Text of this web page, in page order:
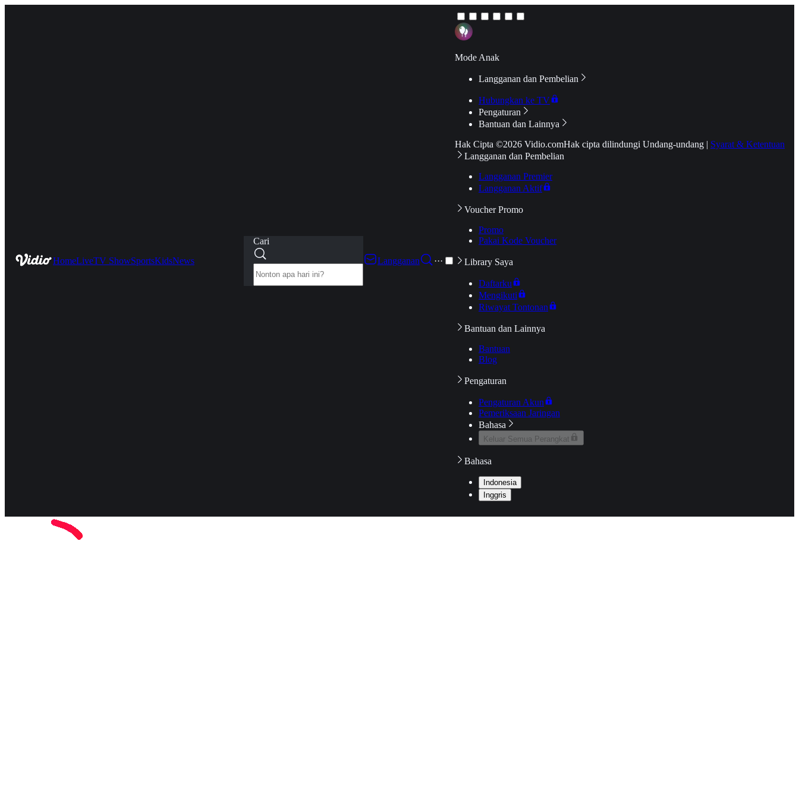
HomeLiveTV ShowSportsKidsNews
Cari
Langganan
···
Mode Anak
Langganan dan Pembelian
Hubungkan ke TV
Pengaturan
Bantuan dan Lainnya
Hak Cipta ©2026 Vidio.comHak cipta dilindungi Undang-undang | Syarat & Ketentuan
Langganan dan Pembelian
Langganan Premier
Langganan Aktif
Voucher Promo
Promo
Pakai Kode Voucher
Library Saya
Daftarku
Mengikuti
Riwayat Tontonan
Bantuan dan Lainnya
Bantuan
Blog
Pengaturan
Pengaturan Akun
Pemeriksaan Jaringan
Bahasa
Keluar Semua Perangkat
Bahasa
Indonesia
Inggris